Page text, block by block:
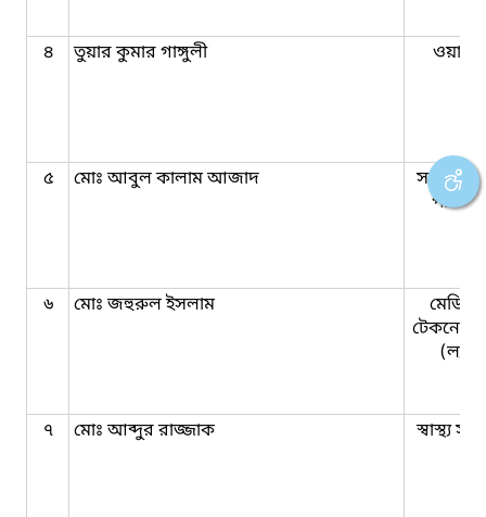
৪ তুয়ার কুমার গাঙ্গুলী
৫ মোঃ আবুল কালাম আজাদ
সহকারী
৬ মোঃ জহুরুল ইসলাম
(ল্যাব)
৭ মোঃ আব্দুর রাজ্জাক স্বাস্থ্য